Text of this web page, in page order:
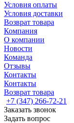
Условия оплаты
Условия доставки
Возврат товара
Компания
О компании
Новости
Команда
Отзывы
Контакты
Контакты
Возврат товара
+7 (347) 266-72-21
Заказать звонок
Задать вопрос